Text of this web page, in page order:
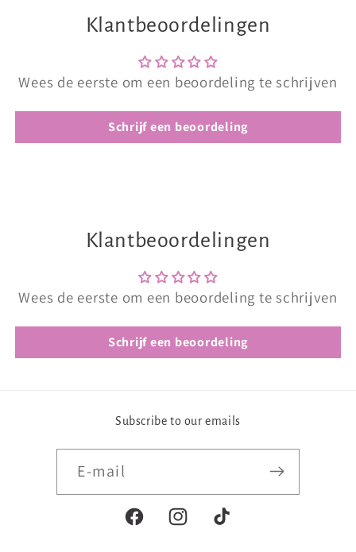
Klantbeoordelingen
Wees de eerste om een beoordeling te schrijven
Schrijf een beoordeling
Klantbeoordelingen
Wees de eerste om een beoordeling te schrijven
Schrijf een beoordeling
Subscribe to our emails
E‑mail
FacebookInstagramTikTok